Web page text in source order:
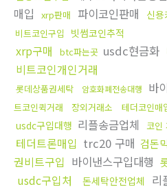
매입
xrp판매 파이코인판매 신
비트코인구입 빗썸코인추적
xrp구매 btc파는곳 usdc현금화
비트코인개인거래
롯데상품권세탁 암호화폐전송대행 바
트코인퀵거래
장외거래소 테더코인매
usdc구입대행 리플송금업체 코인
테더트론매입 trc20 구매 검돈
권비트구입 바이낸스구입대행
usdc구입처 돈세탁안전업체
리